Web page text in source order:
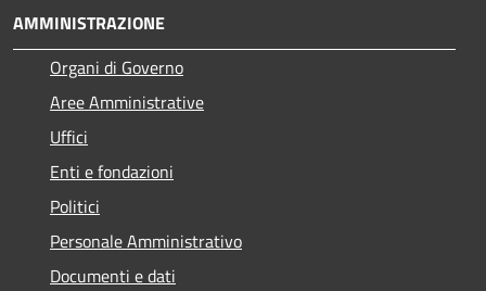
AMMINISTRAZIONE
Organi di Governo
Aree Amministrative
Uffici
Enti e fondazioni
Politici
Personale Amministrativo
Documenti e dati